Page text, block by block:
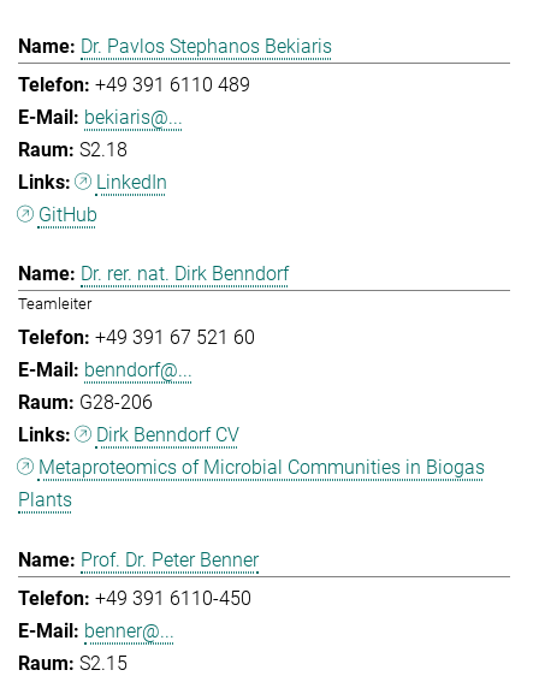
Dr. Pavlos Stephanos Bekiaris
+49 391 6110 489
bekiaris@...
S2.18
LinkedIn
GitHub
Dr. rer. nat. Dirk Benndorf
Teamleiter
+49 391 67 521 60
benndorf@...
G28-206
Dirk Benndorf CV
Metaproteomics of Microbial Communities in Biogas
Plants
Prof. Dr. Peter Benner
+49 391 6110-450
benner@...
S2.15